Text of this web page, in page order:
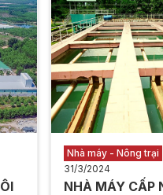
Nhà máy - Nông trại
31/3/2024
NHÀ MÁY CẤP